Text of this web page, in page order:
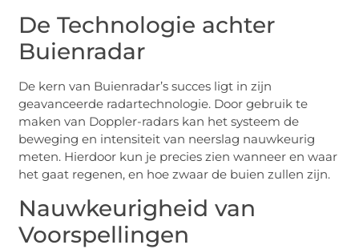
De Technologie achter
Buienradar
De kern van Buienradar’s succes ligt in zijn
geavanceerde radartechnologie. Door gebruik te
maken van Doppler-radars kan het systeem de
beweging en intensiteit van neerslag nauwkeurig
meten. Hierdoor kun je precies zien wanneer en waar
het gaat regenen, en hoe zwaar de buien zullen zijn.
Nauwkeurigheid van
Voorspellingen